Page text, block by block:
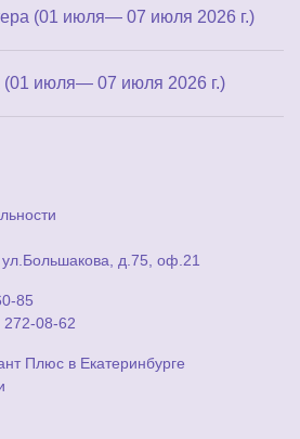
(01 июля— 07 июля 2026 г.)
июля— 07 июля 2026 г.)
ул.Большакова, д.75, оф.21
85
272-08-62
Плюс в Екатеринбурге